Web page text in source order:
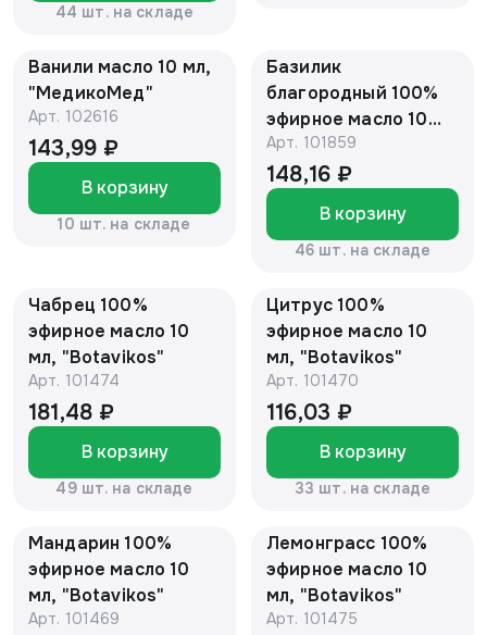
44 шт. на складе
Ванили масло 10 мл,
"МедикоМед"
Арт. 102616
143,99 ₽
В корзину
10 шт. на складе
Базилик
благородный 100%
эфирное масло 10
мл, "Botavikos"
Арт. 101859
148,16 ₽
В корзину
46 шт. на складе
Чабрец 100%
эфирное масло 10
мл, "Botavikos"
Арт. 101474
181,48 ₽
В корзину
49 шт. на складе
Цитрус 100%
эфирное масло 10
мл, "Botavikos"
Арт. 101470
116,03 ₽
В корзину
33 шт. на складе
Мандарин 100%
эфирное масло 10
мл, "Botavikos"
Арт. 101469
Лемонграсс 100%
эфирное масло 10
мл, "Botavikos"
Арт. 101475